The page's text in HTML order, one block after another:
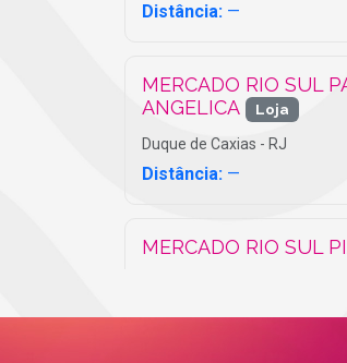
Distância: —
MERCADO RIO SUL
ANGELICA
Loja
Duque de Caxias - RJ
Distância: —
MERCADO RIO SUL
Distância: —